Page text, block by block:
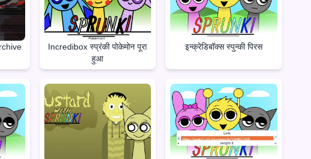
Incredibox स्प्रंकी पोकेमोन पूरा
हुआ
इन्क्रेडिबॉक्स स्पुन्की पिरस